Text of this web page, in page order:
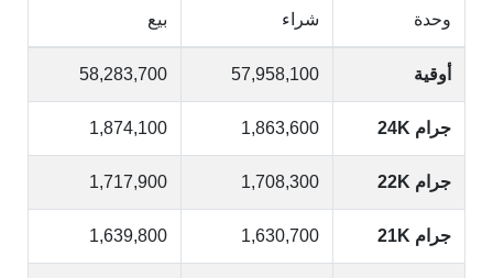
وحدة شراء بيع
أوقية 57,958,100
58,283,700
جرام 24K 1,863,600
1,874,100
جرام 22K 1,708,300
1,717,900
جرام 21K 1,630,700
1,639,800